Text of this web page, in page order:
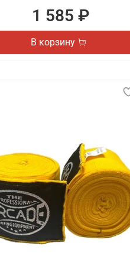
1 585 ₽
В корзину